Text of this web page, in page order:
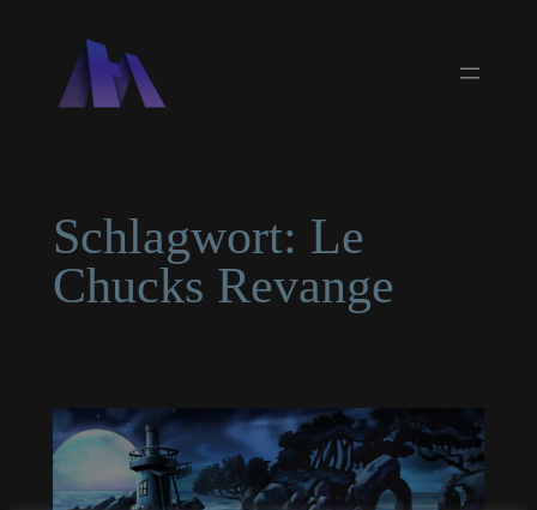
springen
Schlagwort: Le
Chucks Revange